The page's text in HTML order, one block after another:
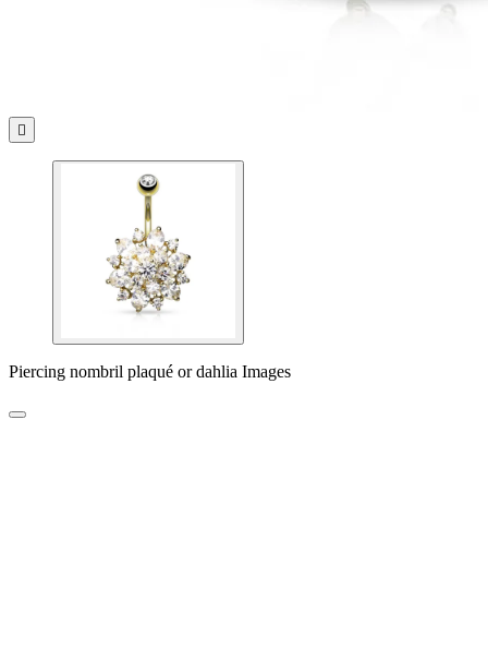

Piercing nombril plaqué or dahlia Images